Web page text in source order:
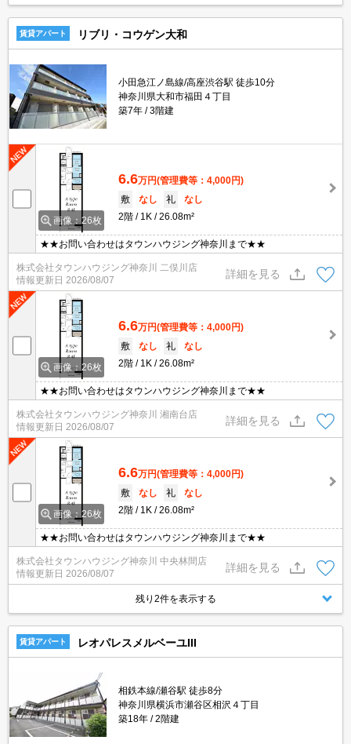
賃貸アパート リブリ・コウゲン大和
小田急江ノ島線/高座渋谷駅 徒歩10分
神奈川県大和市福田４丁目
築7年
3階建
画像：26枚
6.6万円(管理費等：4,000円)
敷
なし 礼
なし
2階
1K 26.08m²
★★お問い合わせはタウンハウジング神奈川まで★★
株式会社タウンハウジング神奈川 二俣川店
情報更新日 2026/08/07
詳細を見る
画像：26枚
6.6万円(管理費等：4,000円)
敷
なし 礼
なし
2階
1K 26.08m²
★★お問い合わせはタウンハウジング神奈川まで★★
株式会社タウンハウジング神奈川 湘南台店
情報更新日 2026/08/07
詳細を見る
画像：26枚
6.6万円(管理費等：4,000円)
敷
なし 礼
なし
2階
1K 26.08m²
★★お問い合わせはタウンハウジング神奈川まで★★
株式会社タウンハウジング神奈川 中央林間店
情報更新日 2026/08/07
詳細を見る
残り2件を表示する
賃貸アパート レオパレスメルベーユIII
相鉄本線/瀬谷駅 徒歩8分
神奈川県横浜市瀬谷区相沢４丁目
築18年
2階建